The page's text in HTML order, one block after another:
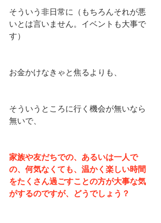
そういう非日常に（もちろんそれが悪
いとは言いません。イベントも大事で
す）
お金かけなきゃと焦るよりも、
そういうところに行く機会が無いなら
無いで、
家族や友だちでの、あるいは一人で
の、何気なくても、温かく楽しい時間
をたくさん過ごすことの方が大事な気
がするのですが、どうでしょう？